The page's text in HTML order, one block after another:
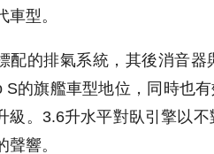
車型。
配的排氣系統，其後消音
S的旗艦車型地位，同時也
級。3.6升水平對臥引擎以
聲響。